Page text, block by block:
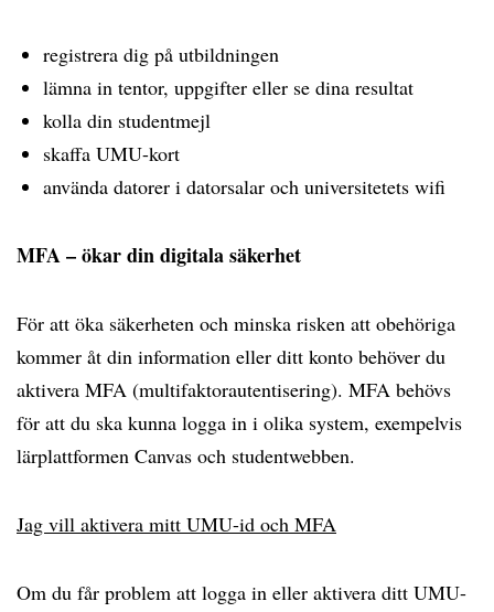
registrera dig på utbildningen
lämna in tentor, uppgifter eller se dina resultat
kolla din studentmejl
skaffa UMU-kort
använda datorer i datorsalar och universitetets wifi
MFA – ökar din digitala säkerhet
För att öka säkerheten och minska risken att obehöriga
kommer åt din information eller ditt konto behöver du
aktivera MFA (multifaktorautentisering). MFA behövs
för att du ska kunna logga in i olika system, exempelvis
lärplattformen Canvas och studentwebben.
Jag vill aktivera mitt UMU-id och MFA
Om du får problem att logga in eller aktivera ditt UMU-